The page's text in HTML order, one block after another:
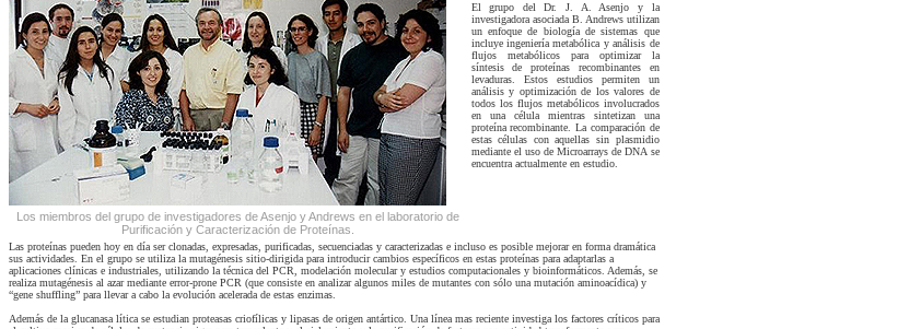
El grupo del Dr. J. A. Asenjo y la
investigadora asociada B. Andrews utilizan
un enfoque de biología de sistemas que
incluye ingeniería metabólica y análisis de
flujos metabólicos para optimizar la
síntesis de proteínas recombinantes en
levaduras. Estos estudios permiten un
análisis y optimización de los valores de
todos los flujos metabólicos involucrados
en una célula mientras sintetizan una
proteína recombinante. La comparación de
estas células con aquellas sin plasmidio
mediante el uso de Microarrays de DNA se
encuentra actualmente en estudio.
Los miembros del grupo de investigadores de Asenjo y Andrews en el laboratorio de
Purificación y Caracterización de Proteínas.
Las proteínas pueden hoy en día ser clonadas, expresadas, purificadas, secuenciadas y caracterizadas e incluso es posible mejorar en forma dramática
sus actividades. En el grupo se utiliza la mutagénesis sitio-dirigida para introducir cambios específicos en estas proteínas para adaptarlas a
aplicaciones clínicas e industriales, utilizando la técnica del PCR, modelación molecular y estudios computacionales y bioinformáticos. Además, se
realiza mutagénesis al azar mediante error-prone PCR (que consiste en analizar algunos miles de mutantes con sólo una mutación aminoacídica) y
“gene shuffling” para llevar a cabo la evolución acelerada de estas enzimas.
Además de la glucanasa lítica se estudian proteasas criofílicas y lipasas de origen antártico. Una línea mas reciente investiga los factores críticos para